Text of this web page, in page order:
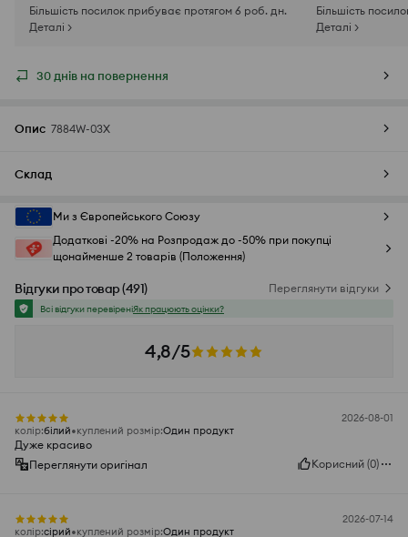
Більшість посилок прибуває протягом 6 роб. дн.
Деталі >
Більшість
Деталі >
30 днів на повернення
Опис 7884W-03X
Склад
Ми з Європейського Союзу
Додаткові -20% на Розпродаж до -50% при покупці
щонайменше 2 товарів (Положення)
Відгуки про товар(491) Переглянути відгуки
Всі відгуки перевіреніЯк працюють оцінки?
4,8/5
2026-08-01
колір:білий куплений розмір:Один продукт
Дуже красиво
Переглянути оригінал
Корисний (0)
2026-07-14
колір:сірий куплений розмір:Один продукт